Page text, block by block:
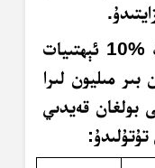
ھېسابقا كىرگەن ھەر پۇلنىڭ %10 ئېھتىيات
بىر مىليون لىرا
بولغان قەيدىي